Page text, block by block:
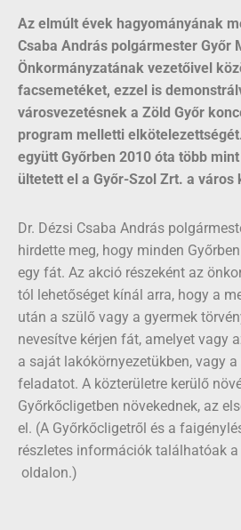
Az elmúlt évek hagyományának
Csaba András polgármester Győr
Önkormányzatának vezetőivel
facsemetéket, ezzel is
városvezetésnek a Zöld Győr
program melletti
együtt Győrben 2010 óta több
ültetett el a Győr-Szol Zrt. a város
Dr. Dézsi Csaba András
hirdette meg, hogy minden
egy fát. Az akció részeként az
tól lehetőséget kínál arra, hogy a
után a szülő vagy a gyermek
nevesítve kérjen fát, amelyet vagy
a saját lakókörnyezetükben, vagy
feladatot. A közterületre kerülő
Győrkőcligetben növekednek, az
el. (A Győrkőcligetről és a
részletes információk találhatóak a
oldalon.)